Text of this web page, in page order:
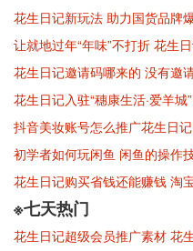
花生日记新玩法 助力国货品牌
让就地过年“年味”不打折 花生
花生日记邀请码哪来的 没有邀
花生日记入驻“穗康生活·爱羊
抖音美妆账号怎么推广花生日记
初学者如何玩闲鱼 闲鱼的操作
花生日记购买省钱还能赚钱 淘
※七天热门
花生日记超级会员推广素材 花